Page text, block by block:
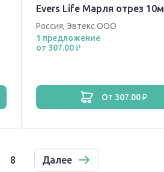
Evers Life Марля отрез 10м
Россия,Эвтекс ООО
1 предложение
от 307.00 ₽
от 307.00 ₽
8 Далее